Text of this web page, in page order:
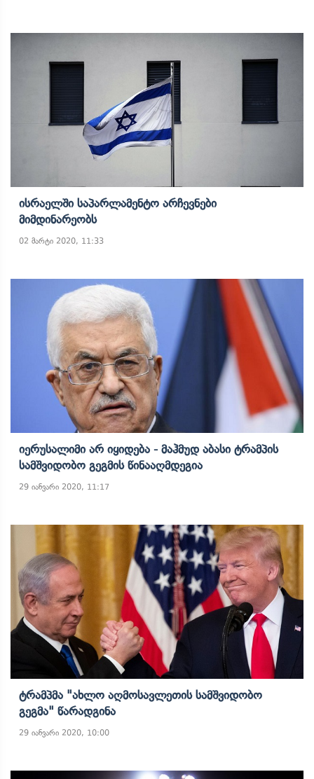
Ისრაელში Საპარლამენტო Არჩევნები
Მიმდინარეობს
02 მარტი 2020, 11:33
Იერუსალიმი Არ Იყიდება - Მაჰმუდ Აბასი Ტრამპის
Სამშვიდობო Გეგმის Წინააღმდეგია
29 იანვარი 2020, 11:17
Ტრამპმა "ახლო Აღმოსავლეთის Სამშვიდობო
Გეგმა" Წარადგინა
29 იანვარი 2020, 10:00